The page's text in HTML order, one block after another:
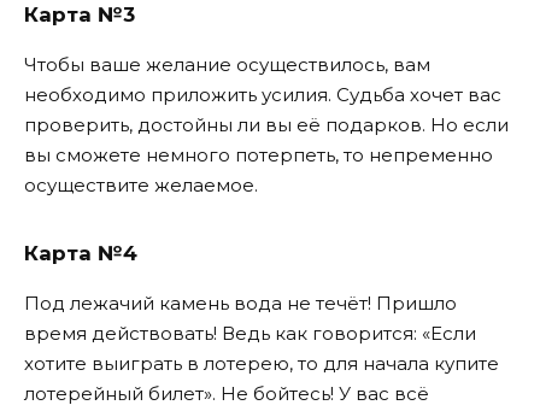
Карта №3
Чтобы ваше желание осуществилось, вам
необходимо приложить усилия. Судьба хочет вас
проверить, достойны ли вы её подарков. Но если
вы сможете немного потерпеть, то непременно
осуществите желаемое.
Карта №4
Под лежачий камень вода не течёт! Пришло
время действовать! Ведь как говорится: «Если
хотите выиграть в лотерею, то для начала купите
лотерейный билет». Не бойтесь! У вас всё